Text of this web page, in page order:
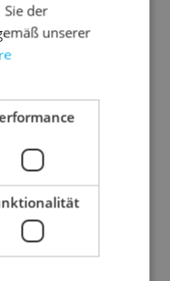
Subero-
02-WEB
Subero-
01-WEB
HERUNTERLADEN
der
unserer